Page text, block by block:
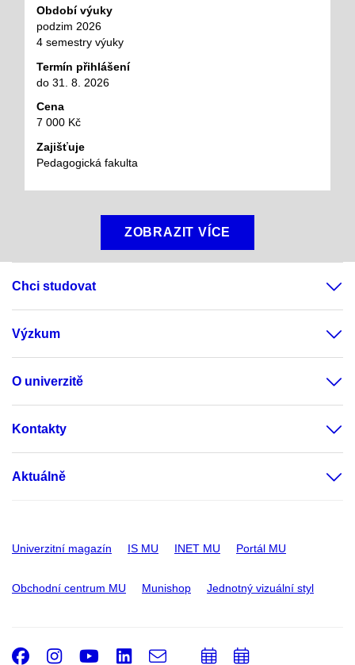
Období výuky
podzim 2026
4 semestry výuky
Termín přihlášení
do 31. 8. 2026
Cena
7 000 Kč
Zajišťuje
Pedagogická fakulta
ZOBRAZIT VÍCE
Chci studovat
Výzkum
O univerzitě
Kontakty
Aktuálně
Univerzitní magazín IS MU INET MU Portál MU
Obchodní centrum MU Munishop Jednotný vizuální styl
Facebook
Instagram
Youtube
LinkedIn
e-
PřidatPřidat